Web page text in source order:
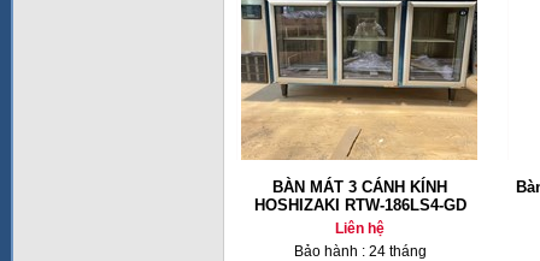
BÀN MÁT 3 CÁNH KÍNH
HOSHIZAKI RTW-186LS4-GD
Liên hệ
Bảo hành : 24 tháng